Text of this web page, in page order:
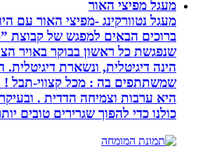
מעגל מפיצי האור
מעגל נטוורקינג -מפיצי האור עם היו”ר
ברוכים הבאים למפגש של קבוצת
שנפגשת כל ראשון בבוקר באויר הצח
הינה דיגיטלית, ונשארת דיגיטלית.
שמשתתפים בה : מכל קצווי-תבל !
היא ערבות וצמיחה הדדית . ובעיקר
כולנו כדי להפוך שגרירים טובים יותר